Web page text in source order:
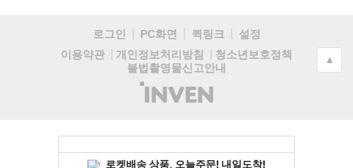
로그인 PC화면 퀵링크
설정
이용약관
개인정보처리방침
청소년보호정책
불법촬영물신고안내
(주)
인
▲